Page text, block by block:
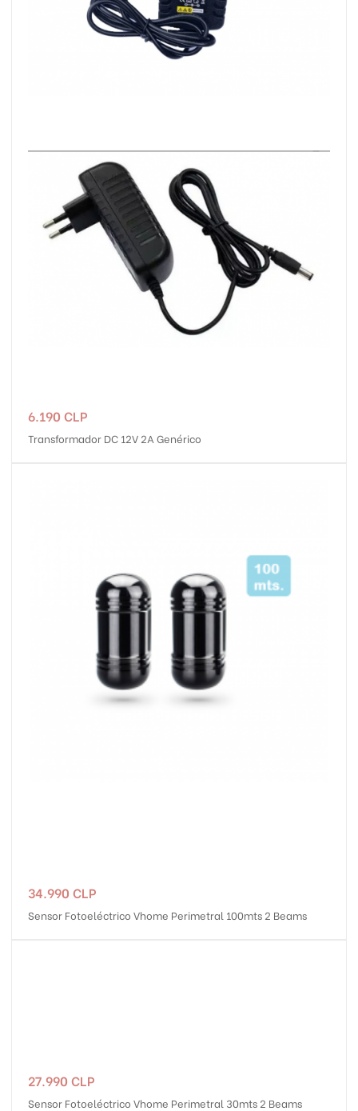
Precio
6.190 CLP
Transformador DC 12V 2A Genérico
Precio
34.990 CLP
Sensor Fotoeléctrico Vhome Perimetral 100mts 2 Beams
Precio
27.990 CLP
Sensor Fotoeléctrico Vhome Perimetral 30mts 2 Beams